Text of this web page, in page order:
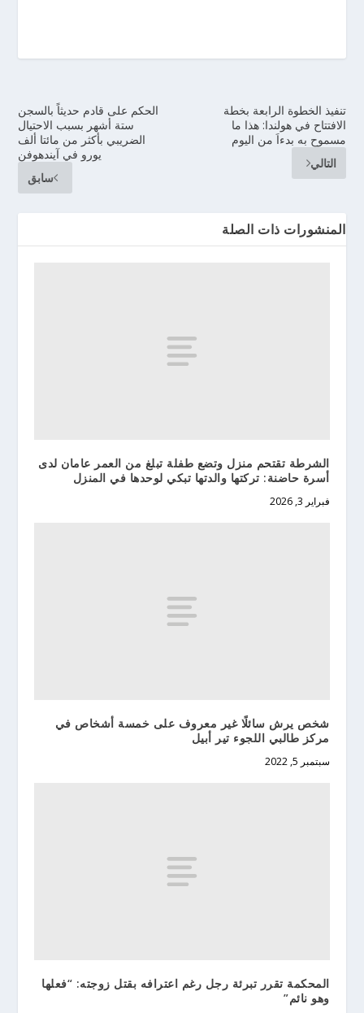
الحكم على قادم حديثاً بالسجن
ستة أشهر بسبب الاحتيال
الضريبي بأكثر من مائتا ألف
يورو في آيندهوفن
سابق
تنفيذ الخطوة الرابعة بخطة
الافتتاح في هولندا: هذا ما
مسموح به بدءاَ من اليوم
التالي
المنشورات ذات الصلة
الشرطة تقتحم منزل وتضع طفلة تبلغ من العمر عامان لدى
أسرة حاضنة: تركتها والدتها تبكي لوحدها في المنزل
فبراير 3, 2026
شخص يرش سائلًا غير معروف على خمسة أشخاص في
مركز طالبي اللجوء تير أبيل
سبتمبر 5, 2022
المحكمة تقرر تبرئة رجل رغم اعترافه بقتل زوجته: “فعلها
وهو نائم”